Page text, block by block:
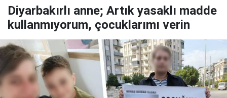
Diyarbakırlı anne; Artık yasaklı madde
kullanmıyorum, çocuklarımı verin